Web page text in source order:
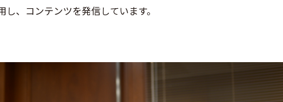
、コンテンツを発信しています。